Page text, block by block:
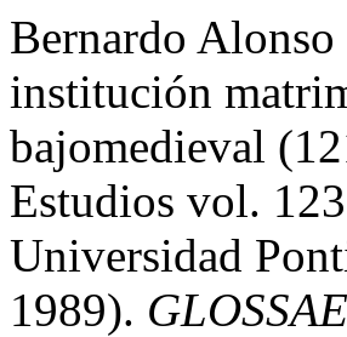
Bernardo
institución
bajomedieval
Estudios vol.
Universidad
1989).